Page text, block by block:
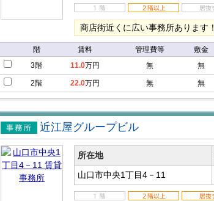
商店街近くに広い事務所あります！
階 賃料 管理費等 敷金
3階
11.0万円 無 無
2階 22.0万円 無 無
賃貸事務
所
近江屋グループビル
所在地
山口市中央1丁目4－11